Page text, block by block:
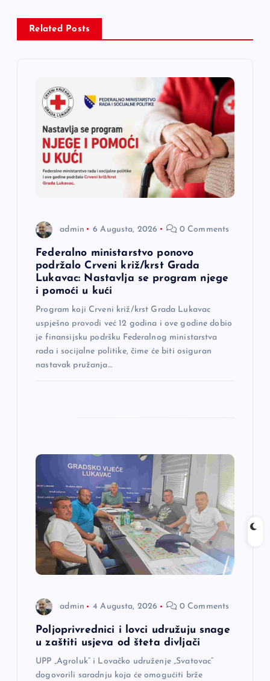
a
c
Related Posts
admin 6 Augusta, 2026 0 Comments
Federalno ministarstvo ponovo
podržalo Crveni križ/krst Grada
Lukavac: Nastavlja se program njege
i pomoći u kući
Program koji Crveni križ/krst Grada Lukavac
uspješno provodi već 12 godina i ove godine dobio
je finansijsku podršku Federalnog ministarstva
rada i socijalne politike, čime će biti osiguran
nastavak pružanja…
admin 4 Augusta, 2026 0 Comments
Poljoprivrednici i lovci udružuju snage
u zaštiti usjeva od šteta divljači
UPP „Agroluk“ i Lovačko udruženje „Svatovac“
dogovorili saradnju koja će omogućiti brže